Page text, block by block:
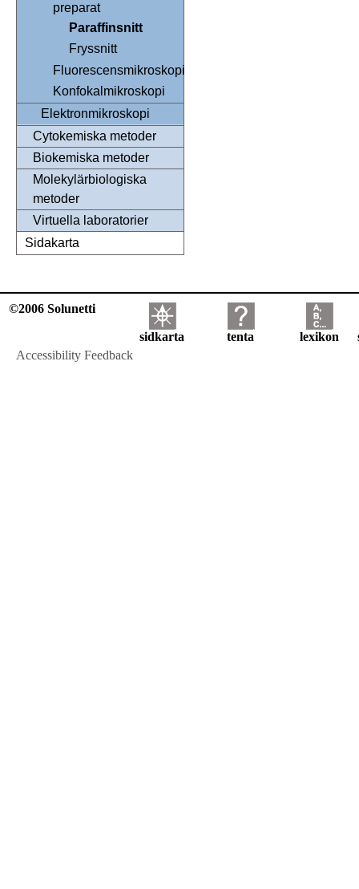
preparat
Paraffinsnitt
Fryssnitt
Fluorescensmikroskopi
Konfokalmikroskopi
Elektronmikroskopi
Cytokemiska metoder
Biokemiska metoder
Molekylärbiologiska
metoder
Virtuella laboratorier
Sidakarta
©2006 Solunetti
sidkarta tenta lexikon
Accessibility Feedback